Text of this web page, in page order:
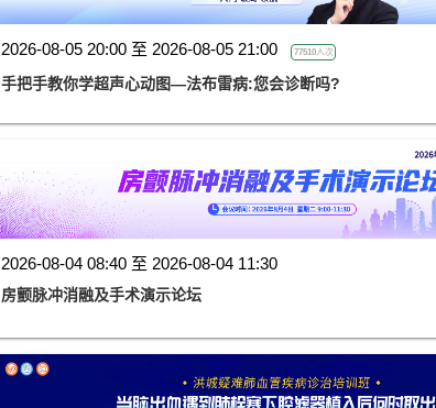
2026-08-05 20:00 至 2026-08-05 21:00 77510人次
手把手教你学超声心动图—法布雷病:您会诊断吗?
2026-08-04 08:40 至 2026-08-04 11:30
房颤脉冲消融及手术演示论坛